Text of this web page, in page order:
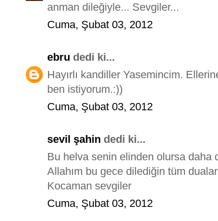
anman dileğiyle... Sevgiler...
Cuma, Şubat 03, 2012
ebru dedi ki...
Hayırlı kandiller Yasemincim.
ben istiyorum.:))
Cuma, Şubat 03, 2012
sevil şahin dedi ki...
Bu helva senin elinden olursa daha
Allahım bu gece dilediğin tüm
Kocaman sevgiler
Cuma, Şubat 03, 2012